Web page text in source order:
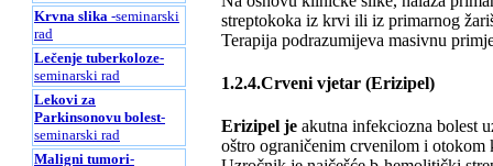
Krvna slika -seminarski
rad
Lečenje tuberkoloze-
seminarski rad
Lekovi za
Parkinsonovu bolest-
seminarski rad
Maligni tumori-
streptokoka iz krvi ili iz primarnog
Terapija podrazumijeva masivnu
1.2.4.Crveni vjetar (Erizipel)
Erizipel je akutna infekciozna bolest
oštro ograničenim crvenilom i